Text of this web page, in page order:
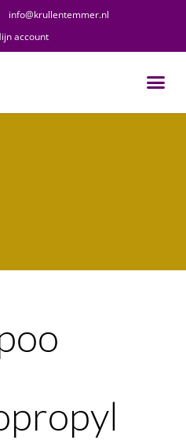
info@krullentemmer.nl
account